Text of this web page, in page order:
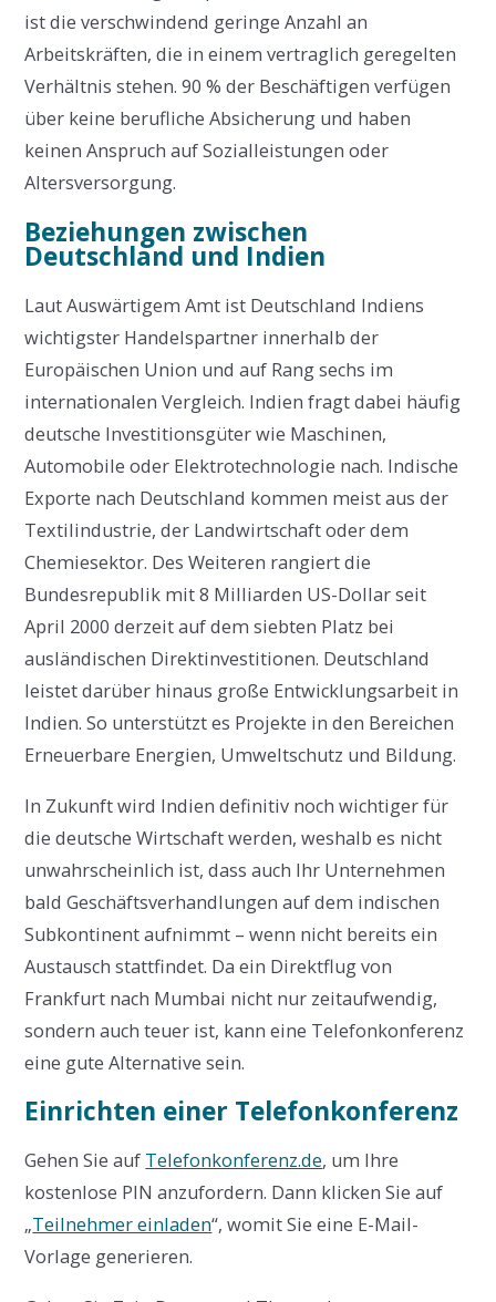
ist die verschwindend geringe Anzahl an
Arbeitskräften, die in einem vertraglich geregelten
Verhältnis stehen. 90 % der Beschäftigen verfügen
über keine berufliche Absicherung und haben
keinen Anspruch auf Sozialleistungen oder
Altersversorgung.
Beziehungen zwischen
Deutschland und Indien
Laut Auswärtigem Amt ist Deutschland Indiens
wichtigster Handelspartner innerhalb der
Europäischen Union und auf Rang sechs im
internationalen Vergleich. Indien fragt dabei häufig
deutsche Investitionsgüter wie Maschinen,
Automobile oder Elektrotechnologie nach. Indische
Exporte nach Deutschland kommen meist aus der
Textilindustrie, der Landwirtschaft oder dem
Chemiesektor. Des Weiteren rangiert die
Bundesrepublik mit 8 Milliarden US-Dollar seit
April 2000 derzeit auf dem siebten Platz bei
ausländischen Direktinvestitionen. Deutschland
leistet darüber hinaus große Entwicklungsarbeit in
Indien. So unterstützt es Projekte in den Bereichen
Erneuerbare Energien, Umweltschutz und Bildung.
In Zukunft wird Indien definitiv noch wichtiger für
die deutsche Wirtschaft werden, weshalb es nicht
unwahrscheinlich ist, dass auch Ihr Unternehmen
bald Geschäftsverhandlungen auf dem indischen
Subkontinent aufnimmt – wenn nicht bereits ein
Austausch stattfindet. Da ein Direktflug von
Frankfurt nach Mumbai nicht nur zeitaufwendig,
sondern auch teuer ist, kann eine Telefonkonferenz
eine gute Alternative sein.
Einrichten einer Telefonkonferenz
Gehen Sie auf Telefonkonferenz.de, um Ihre
kostenlose PIN anzufordern. Dann klicken Sie auf
„Teilnehmer einladen“, womit Sie eine E-Mail-
Vorlage generieren.